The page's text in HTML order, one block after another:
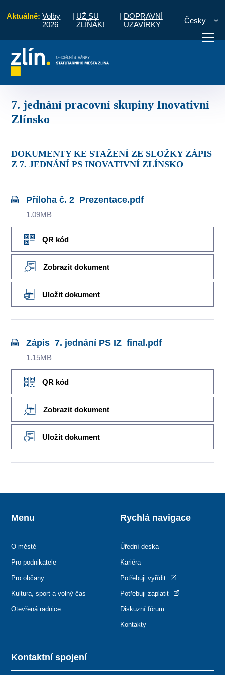
Aktuálně: Volby
2026
| UŽ SU
ZLÍŇÁK!
| DOPRAVNÍ
UZAVÍRKY
Česky
vyřídit Potřebuji zaplatit Diskuzní
7. jednání pracovní skupiny Inovativní
Zlínsko
DOKUMENTY KE STAŽENÍ ZE SLOŽKY ZÁPIS
Z 7. JEDNÁNÍ PS INOVATIVNÍ ZLÍNSKO
Příloha č. 2_Prezentace.pdf
1.09MB
QR kód
Zobrazit dokument
Uložit dokument
Zápis_7. jednání PS IZ_final.pdf
1.15MB
QR kód
Zobrazit dokument
Uložit dokument
Kontaktní spojení
Menu
O městě
Pro podnikatele
Pro občany
Kultura, sport a volný čas
Otevřená radnice
Rychlá navigace
Úřední deska
Kariéra
Potřebuji vyřídit
Potřebuji zaplatit
Diskuzní fórum
Kontakty